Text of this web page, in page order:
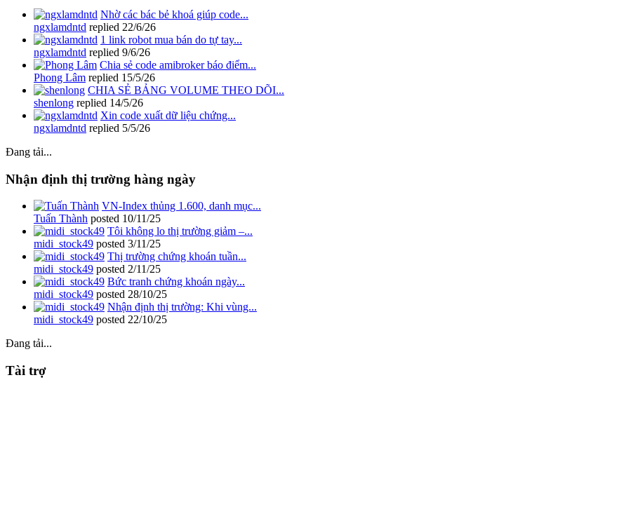
Nhờ các bác bẻ khoá giúp code...
ngxlamdntd replied 22/6/26
1 link robot mua bán do tự tay...
ngxlamdntd replied 9/6/26
Chia sẻ code amibroker báo điểm...
Phong Lâm replied 15/5/26
CHIA SẺ BẢNG VOLUME THEO DÕI...
shenlong replied 14/5/26
Xin code xuất dữ liệu chứng...
ngxlamdntd replied 5/5/26
Đang tải...
Nhận định thị trường hàng ngày
VN-Index thủng 1.600, danh mục...
Tuấn Thành posted 10/11/25
Tôi không lo thị trường giảm –...
midi_stock49 posted 3/11/25
Thị trường chứng khoán tuần...
midi_stock49 posted 2/11/25
Bức tranh chứng khoán ngày...
midi_stock49 posted 28/10/25
Nhận định thị trường: Khi vùng...
midi_stock49 posted 22/10/25
Đang tải...
Tài trợ